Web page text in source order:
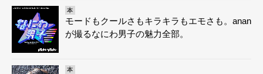
本
モードもクールさもキラキラもエモさも。anan
が撮るなにわ男子の魅力全部。
本